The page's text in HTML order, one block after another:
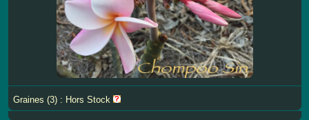
Graines (3) : Hors Stock